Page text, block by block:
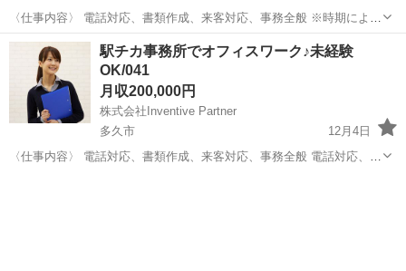
〈仕事内容〉 電話対応、書類作成、来客対応、事務全般 ※時期によっ
てメイン業務は異なります 仕事に慣れるまでしっかりサポートします
ね！ 電話対応、来客対応はそれほど多くありません。 〈勤務時間〉
11:0...
佐賀 武雄市 一般事務 未経験
駅チカ事務所でオフィスワーク♪未経験
OK/041
月収200,000円
株式会社Inventive Partner
多久市
12月4日
〈仕事内容〉 電話対応、書類作成、来客対応、事務全般 電話対応、来